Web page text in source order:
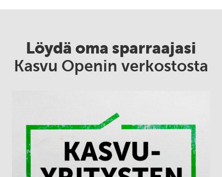
Löydä oma sparraajasi
Kasvu Openin verkostosta